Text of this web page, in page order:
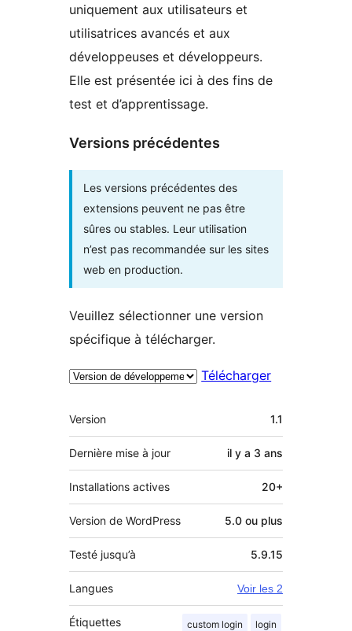
uniquement aux utilisateurs et
utilisatrices avancés et aux
développeuses et développeurs.
Elle est présentée ici à des fins de
test et d’apprentissage.
Versions précédentes
Les versions précédentes des
extensions peuvent ne pas être
sûres ou stables. Leur utilisation
n’est pas recommandée sur les sites
web en production.
Veuillez sélectionner une version
spécifique à télécharger.
Télécharger
Méta
Version 1.1
Dernière mise à jour il y a 3 ans
Installations actives 20+
Version de WordPress 5.0 ou plus
Testé jusqu’à 5.9.15
Langues Voir les 2
Étiquettes custom login login